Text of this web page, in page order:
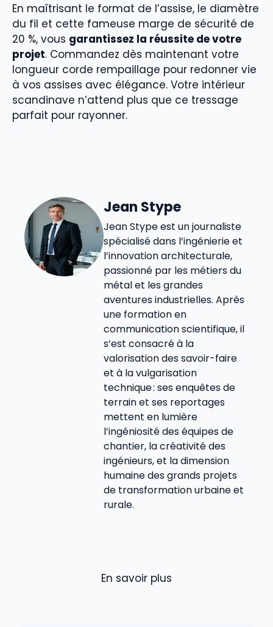
En maîtrisant le format de l’assise, le diamètre
du fil et cette fameuse marge de sécurité de
20 %, vous garantissez la réussite de votre
projet. Commandez dès maintenant votre
longueur corde rempaillage pour redonner vie
à vos assises avec élégance. Votre intérieur
scandinave n’attend plus que ce tressage
parfait pour rayonner.
Jean Stype
Jean Stype est un journaliste
spécialisé dans l’ingénierie et
l’innovation architecturale,
passionné par les métiers du
métal et les grandes
aventures industrielles. Après
une formation en
communication scientifique, il
s’est consacré à la
valorisation des savoir-faire
et à la vulgarisation
technique : ses enquêtes de
terrain et ses reportages
mettent en lumière
l’ingéniosité des équipes de
chantier, la créativité des
ingénieurs, et la dimension
humaine des grands projets
de transformation urbaine et
rurale.
En savoir plus